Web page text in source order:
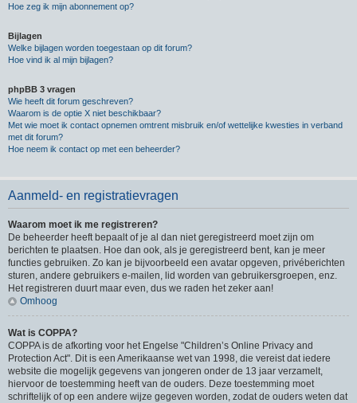
Hoe zeg ik mijn abonnement op?
Bijlagen
Welke bijlagen worden toegestaan op dit forum?
Hoe vind ik al mijn bijlagen?
phpBB 3 vragen
Wie heeft dit forum geschreven?
Waarom is de optie X niet beschikbaar?
Met wie moet ik contact opnemen omtrent misbruik en/of wettelijke kwesties in verband
met dit forum?
Hoe neem ik contact op met een beheerder?
Aanmeld- en registratievragen
Waarom moet ik me registreren?
De beheerder heeft bepaalt of je al dan niet geregistreerd moet zijn om
berichten te plaatsen. Hoe dan ook, als je geregistreerd bent, kan je meer
functies gebruiken. Zo kan je bijvoorbeeld een avatar opgeven, privéberichten
sturen, andere gebruikers e-mailen, lid worden van gebruikersgroepen, enz.
Het registreren duurt maar even, dus we raden het zeker aan!
Omhoog
Wat is COPPA?
COPPA is de afkorting voor het Engelse "Children’s Online Privacy and
Protection Act". Dit is een Amerikaanse wet van 1998, die vereist dat iedere
website die mogelijk gegevens van jongeren onder de 13 jaar verzamelt,
hiervoor de toestemming heeft van de ouders. Deze toestemming moet
schriftelijk of op een andere wijze gegeven worden, zodat de ouders weten dat